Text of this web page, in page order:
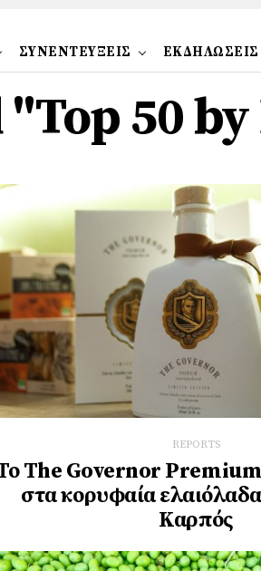
ΣΥΝΕΝΤΕΥΞΕΙΣ ΕΚΔΗΛΩΣΕΙΣ
50
REPORTS
Τhe Governor Premium
στα κορυφαία
Καρπός